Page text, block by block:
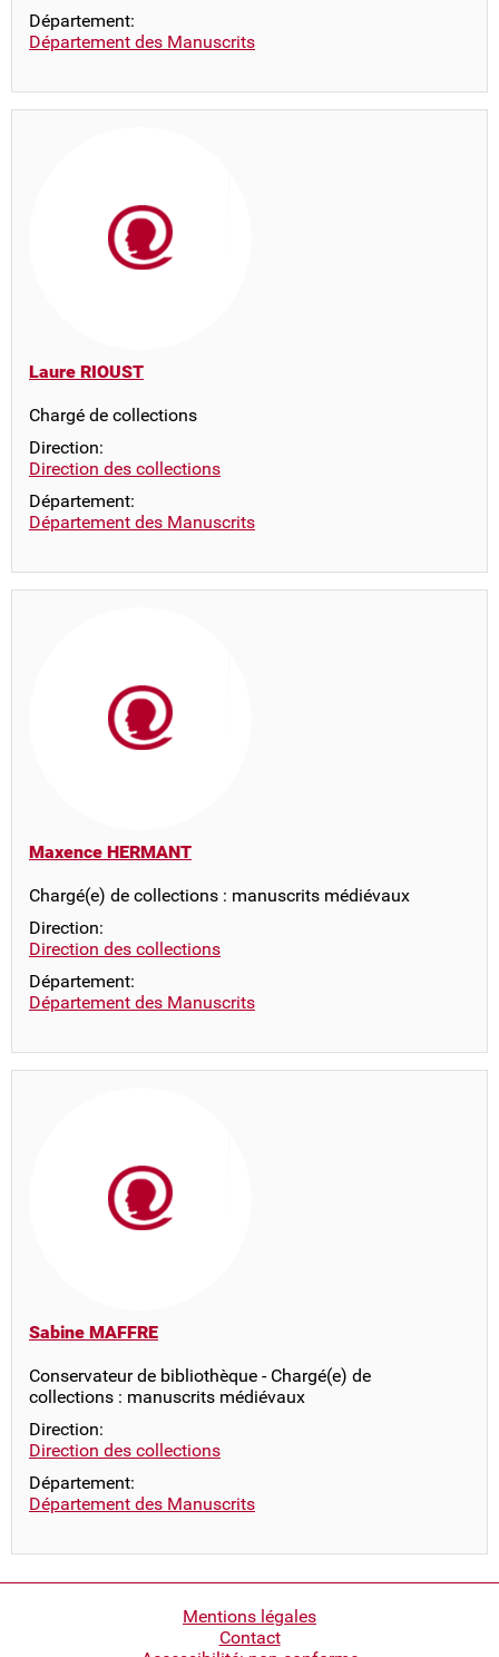
Département:
Département des Manuscrits
Laure RIOUST
Chargé de collections
Direction:
Direction des collections
Département:
Département des Manuscrits
Maxence HERMANT
Chargé(e) de collections : manuscrits médiévaux
Direction:
Direction des collections
Département:
Département des Manuscrits
Sabine MAFFRE
Conservateur de bibliothèque - Chargé(e) de
collections : manuscrits médiévaux
Direction:
Direction des collections
Département:
Département des Manuscrits
Mentions légales
Contact